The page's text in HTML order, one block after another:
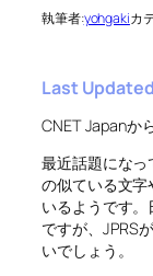
執筆者:yohgakiカ
Last
CNET Japanから
最近話題にな
の似ている文字
いるようです
ですが、JPRS
いでしょう。